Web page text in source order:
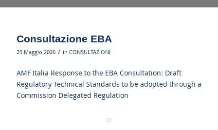
Consultazione EBA
25 Maggio 2026 / in CONSULTAZIONI
AMF Italia Response to the EBA Consultation: Draft
Regulatory Technical Standards to be adopted through a
Commission Delegated Regulation